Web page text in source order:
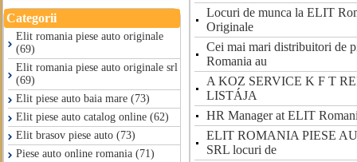
Categorii
Elit romania piese auto originale
(69)
Elit romania piese auto originale srl
(69)
Elit piese auto baia mare (73)
Elit piese auto catalog online (62)
Elit brasov piese auto (73)
Piese auto online romania (71)
Locuri de munca la ELIT
Originale
Cei mai mari distribuitori de
Romania au
A KOZ SERVICE K F T
LISTÁJA
HR Manager at ELIT
ELIT ROMANIA PIESE
SRL locuri de